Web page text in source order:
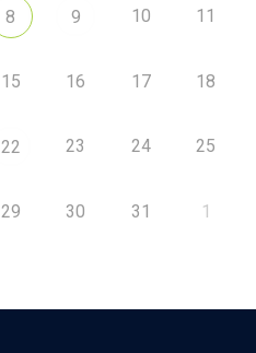
8 9 10 11
15 16 17 18
22 23 24 25
29 30 31 1